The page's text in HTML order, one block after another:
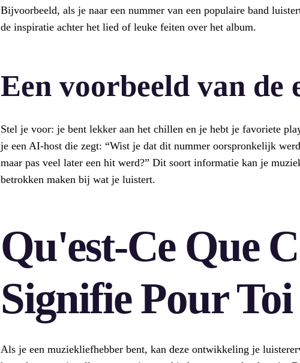
Bijvoorbeeld, als je naar een nummer van een populaire band
de inspiratie achter het lied of leuke feiten over het album.
Een voorbeeld van de
Stel je voor: je bent lekker aan het chillen en je hebt je favoriete
je een AI-host die zegt: “Wist je dat dit nummer oorspronkelijk
maar pas veel later een hit werd?” Dit soort informatie kan je
betrokken maken bij wat je luistert.
Qu'est-Ce Que
Signifie Pour Toi
Als je een muziekliefhebber bent, kan deze ontwikkeling je